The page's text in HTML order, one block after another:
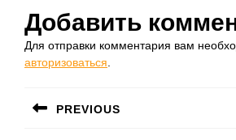
Добавить
Для отправки комментария вам
авторизоваться.
по
PREVIOUS